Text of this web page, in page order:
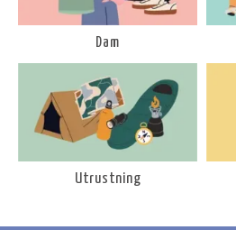
Dam
Utrustning